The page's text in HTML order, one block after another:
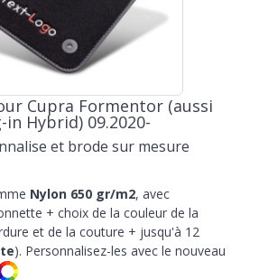
Cupra Formentor (aussi
Hybrid) 09.2020-
et brode sur mesure
Nylon 650 gr/m2, avec
+ choix de la couleur de la
et de la couture + jusqu'à 12
). Personnalisez-les avec le nouveau